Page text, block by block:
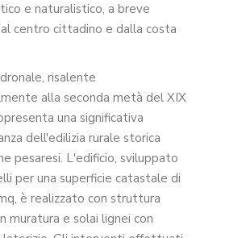
e naturalistico, a breve
centro cittadino e dalla costa
risalente
alla seconda metà del XIX
una significativa
dell'edilizia rurale storica
pesaresi. L'edificio, sviluppato
per una superficie catastale di
è realizzato con struttura
muratura e solai lignei con